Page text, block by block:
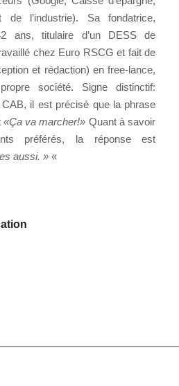
l’industrie). Sa fondatrice,
ans, titulaire d’un DESS de
chez Euro RSCG et fait de
et rédaction) en free-lance,
société. Signe distinctif:
CAB, il est précisé que la phrase
«Ça va marcher!» Quant à savoir
préférés, la réponse est
aussi. » «